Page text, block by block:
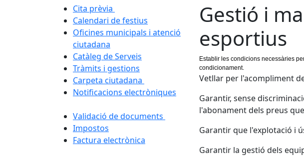
Cita prèvia
Calendari de festius
Oficines municipals i atenció
ciutadana
Catàleg de Serveis
Tràmits i gestions
Carpeta ciutadana
Notificacions electròniques
Validació de documents
Impostos
Factura electrònica
Gestió i
esportius
Establir les condicions necessàries
condicionament.
Vetllar per l'acompliment
Garantir, sense
l'abonament dels preus
Garantir que l'explotació i
Garantir la gestió dels